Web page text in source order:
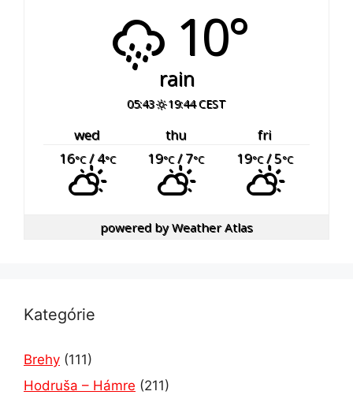
10°
rain
05:43 19:44 CEST
wed thu
fri
16°C/ 4°C 19°C/ 7°C 19°C/ 5°C
powered byWeather Atlas
Kategórie
Brehy (111)
Hodruša – Hámre (211)